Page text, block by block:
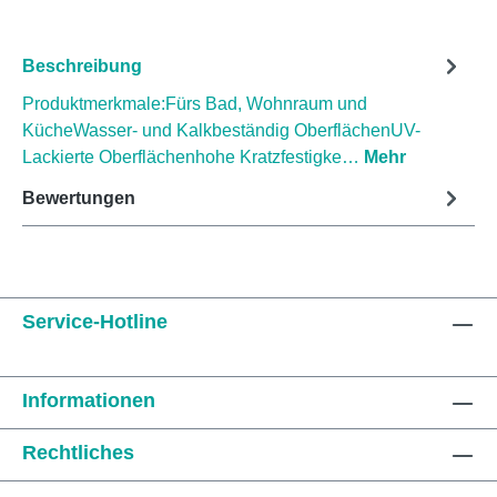
Beschreibung
Produktmerkmale:Fürs Bad, Wohnraum und
KücheWasser- und Kalkbeständig OberflächenUV-
Lackierte Oberflächenhohe Kratzfestigke… Mehr
Bewertungen
Service-Hotline
Informationen
Rechtliches